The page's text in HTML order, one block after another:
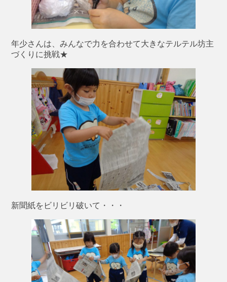
年少さんは、みんなで力を合わせて大きなテルテル坊主
づくりに挑戦★
新聞紙をビリビリ破いて・・・